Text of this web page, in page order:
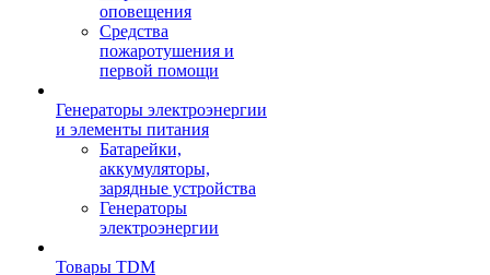
оповещения
Средства
пожаротушения и
первой помощи
Генераторы электроэнергии
и элементы питания
Батарейки,
аккумуляторы,
зарядные устройства
Генераторы
электроэнергии
Товары TDM